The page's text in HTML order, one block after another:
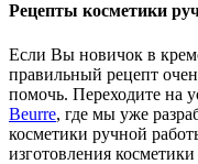
Рецепты косметики
Если Вы новичок в
правильный рецепт
помочь. Переходите на
Beurre, где мы уже
косметики ручной
изготовления